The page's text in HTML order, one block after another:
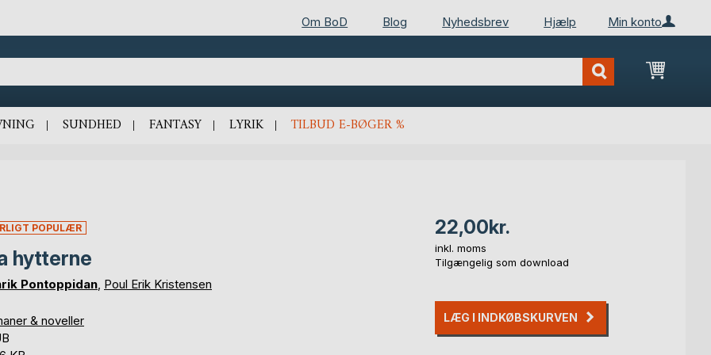
Min konto
Om BoD Blog Nyhedsbrev Hjælp
Min
SUNDHED FANTASY LYRIK TILBUD E-BØGER %
POPULÆR
hytterne
Pontoppidan, Poul Erik Kristensen
& noveller
22,00kr.
inkl. moms
Tilgængelig som download
LÆG I INDKØBSKURVEN